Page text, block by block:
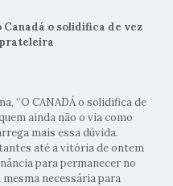
o solidifica de vez
‘’O CANADÁ o solidifica de
ainda não o via como
mais essa dúvida.
até a vitória de ontem
para permanecer no
necessária para